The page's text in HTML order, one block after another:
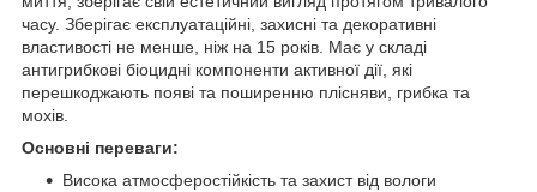
часу. Зберігає експлуатаційні, захисні та декоративні
властивості не менше, ніж на 15 років. Має у складі
антигрибкові біоцидні компоненти активної дії, які
перешкоджають появі та поширенню плісняви, грибка та
мохів.
Основні переваги:
Висока атмосферостійкість та захист від вологи